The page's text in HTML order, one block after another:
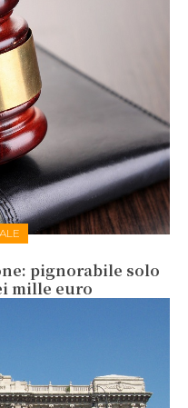
pignorabile solo
mille euro